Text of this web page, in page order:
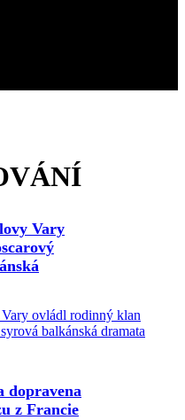
Vary
dopravena
z Francie